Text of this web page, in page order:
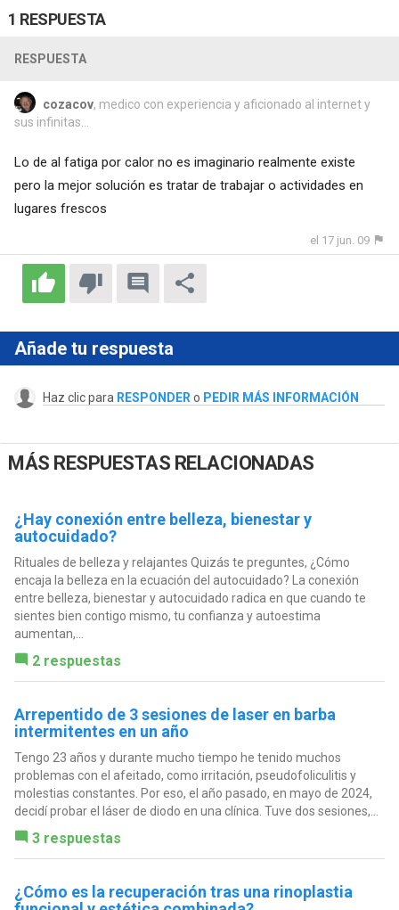
1 RESPUESTA
RESPUESTA
cozacov, medico con experiencia y aficionado al internet y
sus infinitas...
Lo de al fatiga por calor no es imaginario realmente existe
pero la mejor solución es tratar de trabajar o actividades en
lugares frescos
el 17 jun. 09
Añade tu respuesta
Haz clic para RESPONDER o PEDIR MÁS INFORMACIÓN
MÁS RESPUESTAS RELACIONADAS
¿Hay conexión entre belleza, bienestar y
autocuidado?
Rituales de belleza y relajantes Quizás te preguntes, ¿Cómo
encaja la belleza en la ecuación del autocuidado? La conexión
entre belleza, bienestar y autocuidado radica en que cuando te
sientes bien contigo mismo, tu confianza y autoestima
aumentan,...
2 respuestas
Arrepentido de 3 sesiones de laser en barba
intermitentes en un año
Tengo 23 años y durante mucho tiempo he tenido muchos
problemas con el afeitado, como irritación, pseudofoliculitis y
molestias constantes. Por eso, el año pasado, en mayo de 2024,
decidí probar el láser de diodo en una clínica. Tuve dos sesiones,...
3 respuestas
¿Cómo es la recuperación tras una rinoplastia